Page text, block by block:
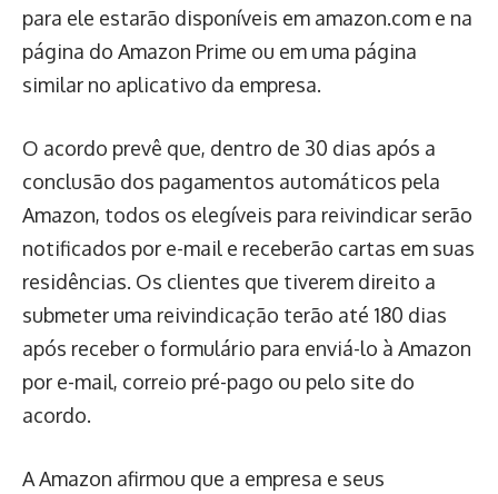
para ele estarão disponíveis em amazon.com e na
página do Amazon Prime ou em uma página
similar no aplicativo da empresa.
O acordo prevê que, dentro de 30 dias após a
conclusão dos pagamentos automáticos pela
Amazon, todos os elegíveis para reivindicar serão
notificados por e-mail e receberão cartas em suas
residências. Os clientes que tiverem direito a
submeter uma reivindicação terão até 180 dias
após receber o formulário para enviá-lo à Amazon
por e-mail, correio pré-pago ou pelo site do
acordo.
A Amazon afirmou que a empresa e seus